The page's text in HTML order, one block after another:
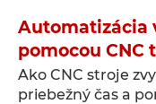
Automatizácia
pomocou CNC
Ako CNC stroje
priebežný čas a